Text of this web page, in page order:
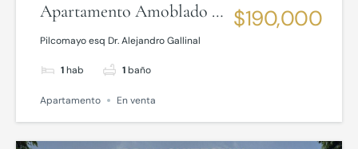
Apartamento Amoblado a
Pasos de la Rambla de
Malvín
Pilcomayo esq Dr. Alejandro Gallinal
1hab 1baño
$190,000
Apartamento En venta